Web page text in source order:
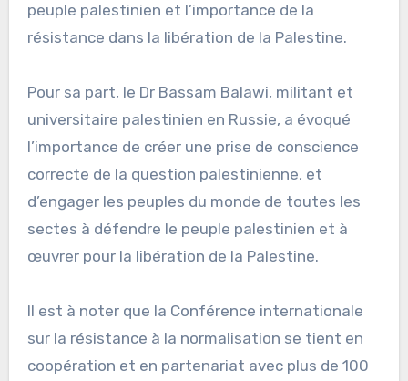
peuple palestinien et l’importance de la
résistance dans la libération de la Palestine.
Pour sa part, le Dr Bassam Balawi, militant et
universitaire palestinien en Russie, a évoqué
l’importance de créer une prise de conscience
correcte de la question palestinienne, et
d’engager les peuples du monde de toutes les
sectes à défendre le peuple palestinien et à
œuvrer pour la libération de la Palestine.
Il est à noter que la Conférence internationale
sur la résistance à la normalisation se tient en
coopération et en partenariat avec plus de 100